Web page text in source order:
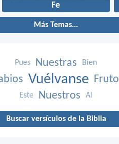
Fe
Más Temas...
Pues Nuestras Bien
Vuélvanse Fruto
Este Nuestros Al
Buscar versículos de la Biblia